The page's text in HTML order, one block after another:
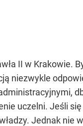
II w Krakowie.
niezwykle
uczelni. Jeśli
Jednak nie